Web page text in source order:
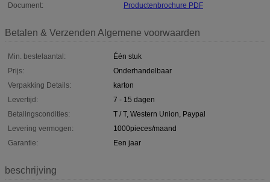
Document:
Productenbrochure PDF
Betalen & Verzenden Algemene voorwaarden
Min. bestelaantal:
Één stuk
Prijs:
Onderhandelbaar
Verpakking Details:
karton
Levertijd:
7 - 15 dagen
Betalingscondities:
T / T, Western Union, Paypal
Levering vermogen:
1000pieces/maand
Garantie:
Een jaar
beschrijving